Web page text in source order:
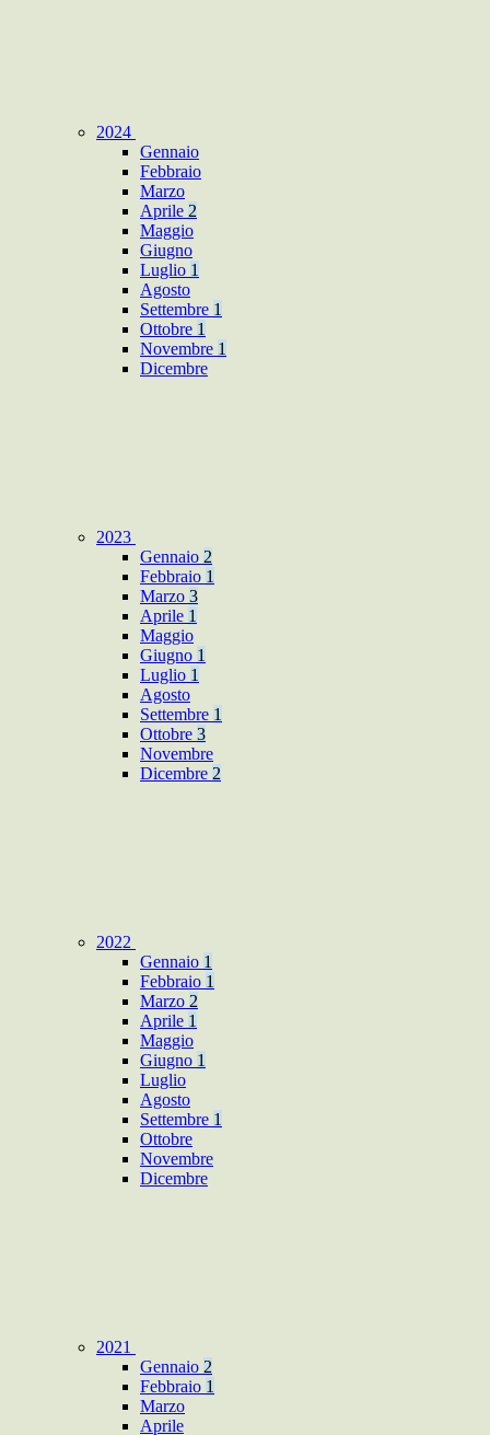
2024
Gennaio
Febbraio
Marzo
Aprile 2
Maggio
Giugno
Luglio 1
Agosto
Settembre 1
Ottobre 1
Novembre 1
Dicembre
2023
Gennaio 2
Febbraio 1
Marzo 3
Aprile 1
Maggio
Giugno 1
Luglio 1
Agosto
Settembre 1
Ottobre 3
Novembre
Dicembre 2
2022
Gennaio 1
Febbraio 1
Marzo 2
Aprile 1
Maggio
Giugno 1
Luglio
Agosto
Settembre 1
Ottobre
Novembre
Dicembre
2021
Gennaio 2
Febbraio 1
Marzo
Aprile